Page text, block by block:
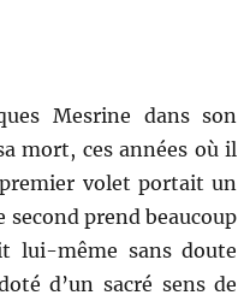
Mesrine dans son
mort, ces années où il
volet portait un
prend beaucoup
lui-même sans doute
d’un sacré sens de